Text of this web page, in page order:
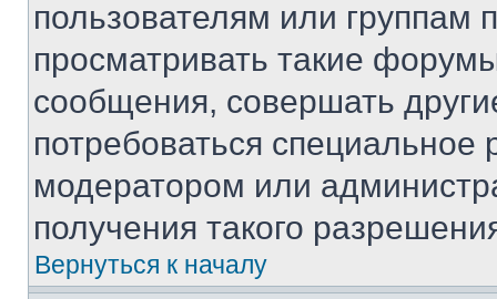
пользователям или группам
просматривать такие
сообщения, совершать
потребоваться
модератором или
получения такого
Вернуться к началу